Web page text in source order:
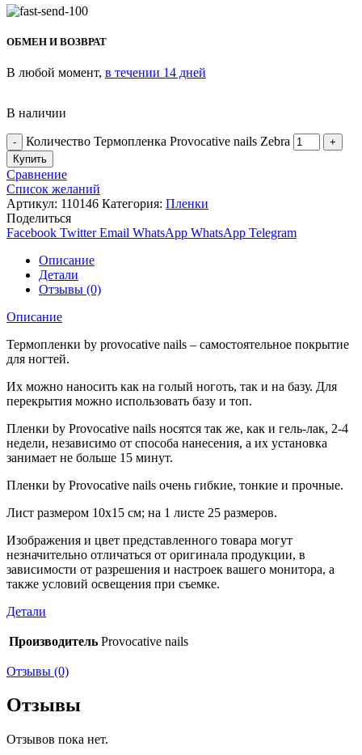
ОБМЕН И ВОЗВРАТ
В любой момент, в течении 14 дней
В наличии
Количество Термопленка Provocative nails Zebra
Купить
Сравнение
Список желаний
Артикул: 110146 Категория: Пленки
Поделиться
Facebook Twitter Email WhatsApp WhatsApp Telegram
Описание
Детали
Отзывы (0)
Описание
Термопленки by provocative nails – самостоятельное покрытие
для ногтей.
Их можно наносить как на голый ноготь, так и на базу. Для
перекрытия можно использовать базу и топ.
Пленки by Provocative nails носятся так же, как и гель-лак, 2-4
недели, независимо от способа нанесения, а их установка
занимает не больше 15 минут.
Пленки by Provocative nails очень гибкие, тонкие и прочные.
Лист размером 10х15 см; на 1 листе 25 размеров.
Изображения и цвет представленного товара могут
незначительно отличаться от оригинала продукции, в
зависимости от разрешения и настроек вашего монитора, а
также условий освещения при съемке.
Детали
Производитель Provocative nails
Отзывы (0)
Отзывы
Отзывов пока нет.